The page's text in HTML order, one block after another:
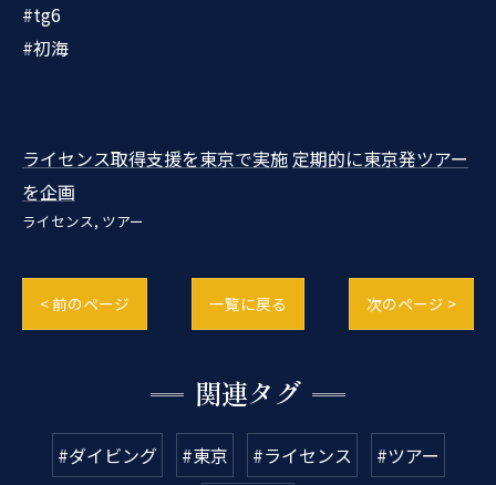
#tg6
#初海
ライセンス取得支援を東京で実施 定期的に東京発ツアー
を企画
ライセンス ツアー
< 前のページ 一覧に戻る 次のページ >
関連タグ
#ダイビング #東京 #ライセンス
#ツアー